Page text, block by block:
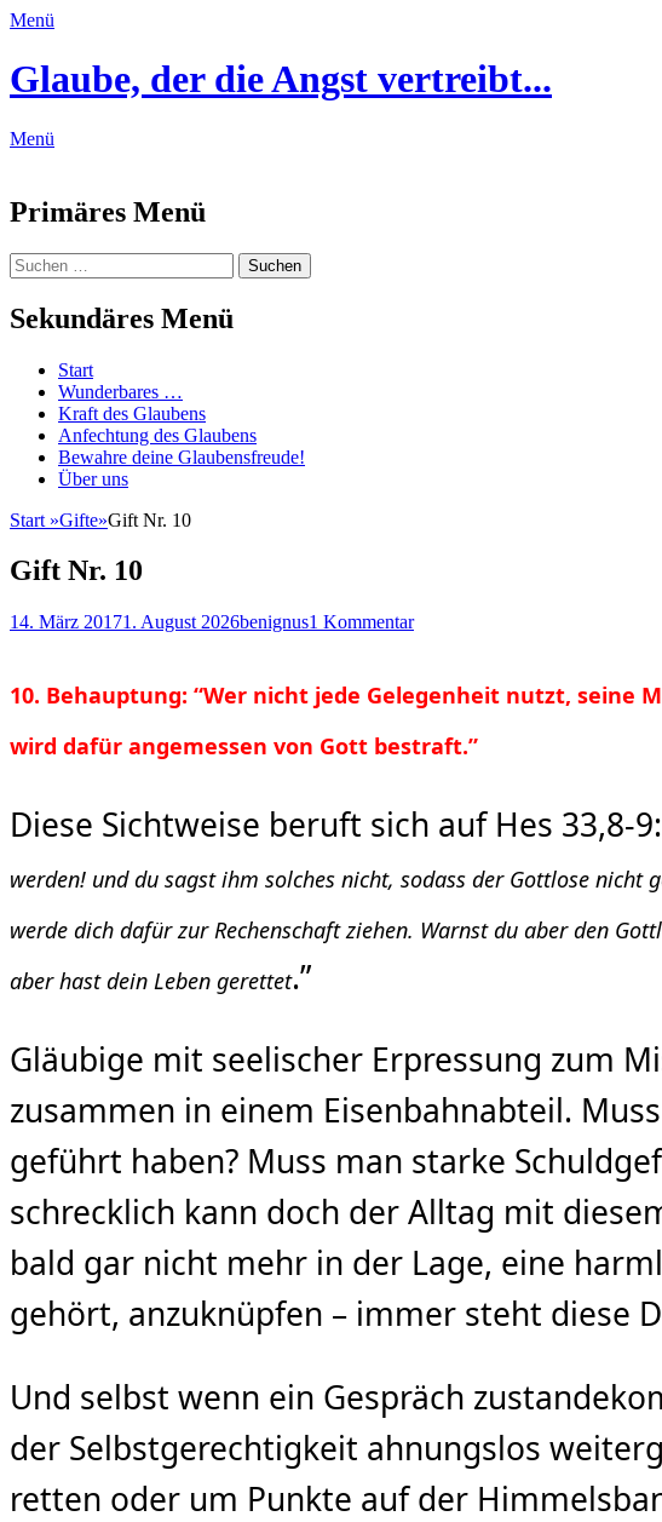
Menü
Glaube, der die Angst vertreibt...
Menü
Primäres Menü
Zum
Inhalt
springen
Suchen
Suchen
nach:
Sekundäres Menü
Zum
Inhalt
springen
Start
Wunderbares …
Kraft des Glaubens
Anfechtung des Glaubens
Bewahre deine Glaubensfreude!
Über uns
Start »Gifte»Gift Nr. 10
Gift Nr. 10
Posted
14. März 20171. August 2026Autor
benignus1 Kommentar
10. Behauptung: “Wer nicht jede Gelegenheit nutzt,
wird dafür angemessen von Gott bestraft.”
Diese Sichtweise beruft sich auf Hes 33,8-
werden! und du sagst ihm solches nicht, sodass der Gottlose
werde dich dafür zur Rechenschaft ziehen. Warnst du aber den
aber hast dein Leben gerettet.”
Gläubige mit seelischer Erpressung zum
zusammen in einem Eisenbahnabteil.
geführt haben? Muss man starke
schrecklich kann doch der Alltag mit
bald gar nicht mehr in der Lage, eine
gehört, anzuknüpfen – immer steht diese
Und selbst wenn ein Gespräch
der Selbstgerechtigkeit ahnungslos
retten oder um Punkte auf der